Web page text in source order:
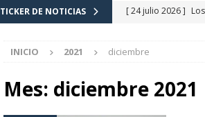
TICKER DE NOTICIAS [ 24 julio 2026 ]
[ 24 julio 2026 ]
eclipse solar de
INICIO 2021 diciembre
Mes: diciembre 2021